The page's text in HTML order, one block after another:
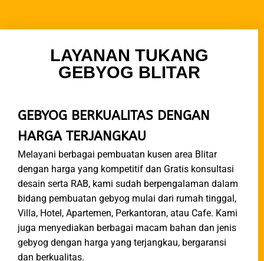
LAYANAN TUKANG
GEBYOG BLITAR
GEBYOG BERKUALITAS DENGAN
HARGA TERJANGKAU
Melayani berbagai pembuatan kusen area Blitar
dengan harga yang kompetitif dan Gratis konsultasi
desain serta RAB, kami sudah berpengalaman dalam
bidang pembuatan gebyog mulai dari rumah tinggal,
Villa, Hotel, Apartemen, Perkantoran, atau Cafe. Kami
juga menyediakan berbagai macam bahan dan jenis
gebyog dengan harga yang terjangkau, bergaransi
dan berkualitas.